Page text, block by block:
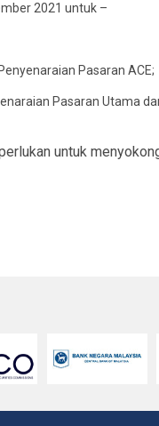
2021 untuk –
Pasaran ACE;
Pasaran Utama
untuk